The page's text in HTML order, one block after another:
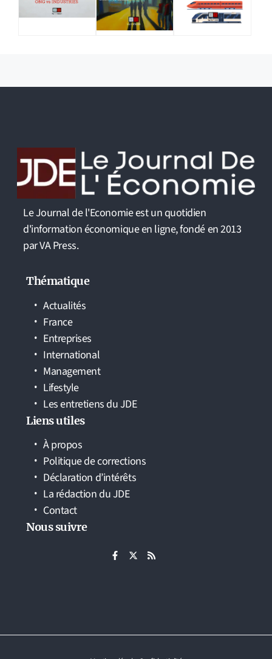
Le Journal de l'Economie est un quotidien
d'information économique en ligne, fondé en 2013
par VA Press.
Thématique
Actualités
France
Entreprises
International
Management
Lifestyle
Les entretiens du JDE
Liens utiles
À propos
Politique de corrections
Déclaration d’intérêts
La rédaction du JDE
Contact
Nous suivre